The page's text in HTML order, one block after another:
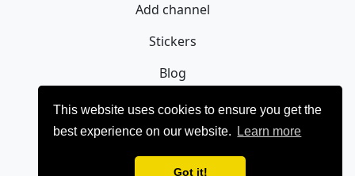
This website uses cookies to ensure you get the
best experience on our website.
Learn more
Got it!
Add channel
Stickers
Blog
Sign Up
Privacy policy
Contact